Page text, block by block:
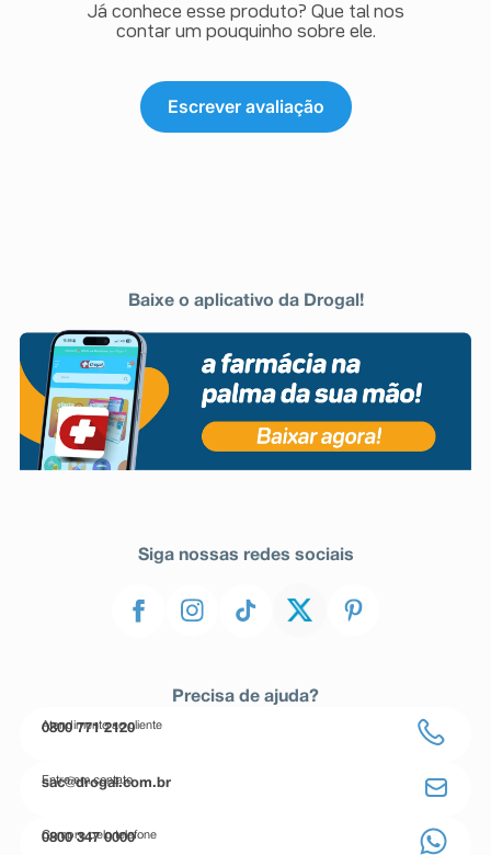
Já conhece esse produto? Que tal nos
contar um pouquinho sobre ele.
Escrever avaliação
Baixe o aplicativo da Drogal!
Siga nossas redes sociais
Precisa de ajuda?
Atendimento ao cliente
0800 771 2120
Entre em contato
sac@drogal.com.br
Compre pelo telefone
0800 347 0000